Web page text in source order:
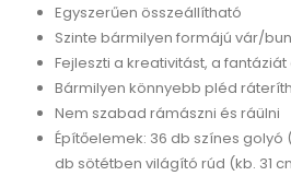
Egyszerűen összeállítható
Szinte bármilyen formájú vár/
Fejleszti a kreativitást, a
Bármilyen könnyebb pléd
Nem szabad rámászni és ráülni
Építőelemek: 36 db színes golyó
db sötétben világító rúd (kb. 31